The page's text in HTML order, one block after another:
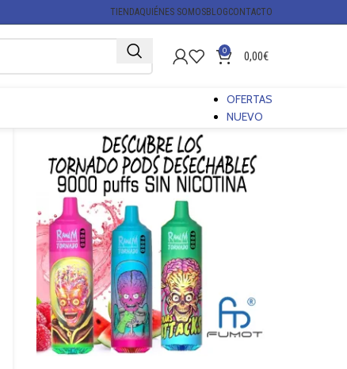
TIENDAQUIÉNES SOMOSBLOGCONTACTO
0 0,00€
OFERTAS
NUEVO